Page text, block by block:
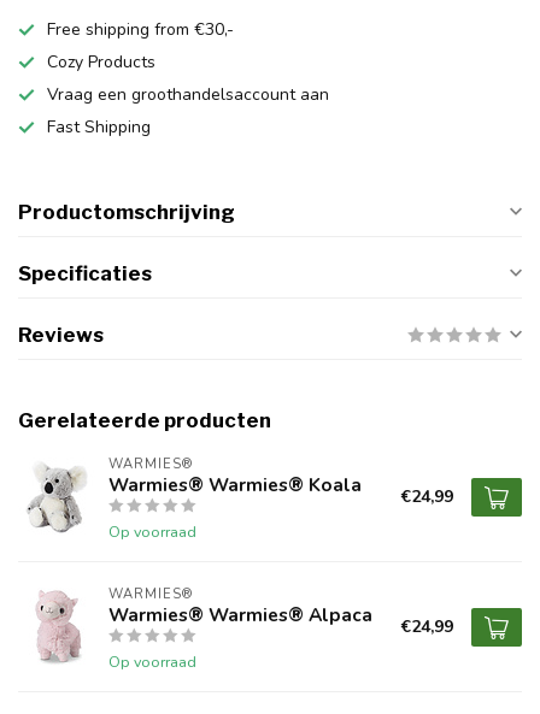
Free shipping from €30,-
Cozy Products
Vraag een groothandelsaccount aan
Fast Shipping
Productomschrijving
Specificaties
Reviews
Gerelateerde producten
WARMIES®
Warmies® Warmies® Koala
Op voorraad
€24,99
WARMIES®
Warmies® Warmies® Alpaca
Op voorraad
€24,99